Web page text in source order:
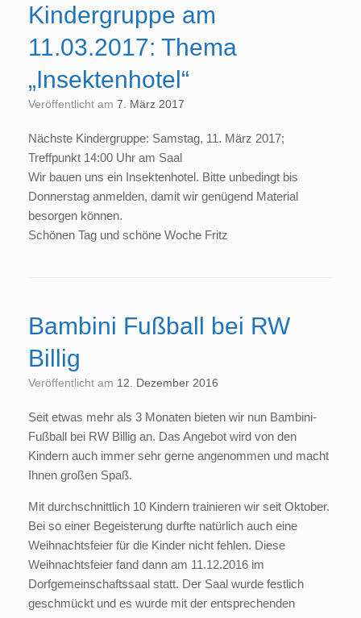
Kindergruppe am
11.03.2017: Thema
„Insektenhotel“
Veröffentlicht am 7. März 2017
Nächste Kindergruppe: Samstag, 11. März 2017;
Treffpunkt 14:00 Uhr am Saal
Wir bauen uns ein Insektenhotel. Bitte unbedingt bis
Donnerstag anmelden, damit wir genügend Material
besorgen können.
Schönen Tag und schöne Woche Fritz
Bambini Fußball bei RW
Billig
Veröffentlicht am 12. Dezember 2016
Seit etwas mehr als 3 Monaten bieten wir nun Bambini-
Fußball bei RW Billig an. Das Angebot wird von den
Kindern auch immer sehr gerne angenommen und macht
Ihnen großen Spaß.
Mit durchschnittlich 10 Kindern trainieren wir seit Oktober.
Bei so einer Begeisterung durfte natürlich auch eine
Weihnachtsfeier für die Kinder nicht fehlen. Diese
Weihnachtsfeier fand dann am 11.12.2016 im
Dorfgemeinschaftssaal statt. Der Saal wurde festlich
geschmückt und es wurde mit der entsprechenden